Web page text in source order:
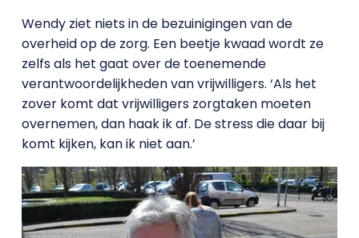
Wendy ziet niets in de bezuinigingen van de
overheid op de zorg. Een beetje kwaad wordt ze
zelfs als het gaat over de toenemende
verantwoordelijkheden van vrijwilligers. ‘Als het
zover komt dat vrijwilligers zorgtaken moeten
overnemen, dan haak ik af. De stress die daar bij
komt kijken, kan ik niet aan.’